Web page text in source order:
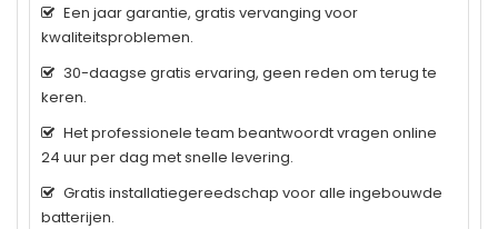
Een jaar garantie, gratis vervanging voor
kwaliteitsproblemen.
30-daagse gratis ervaring, geen reden om terug te
keren.
Het professionele team beantwoordt vragen online
24 uur per dag met snelle levering.
Gratis installatiegereedschap voor alle ingebouwde
batterijen.